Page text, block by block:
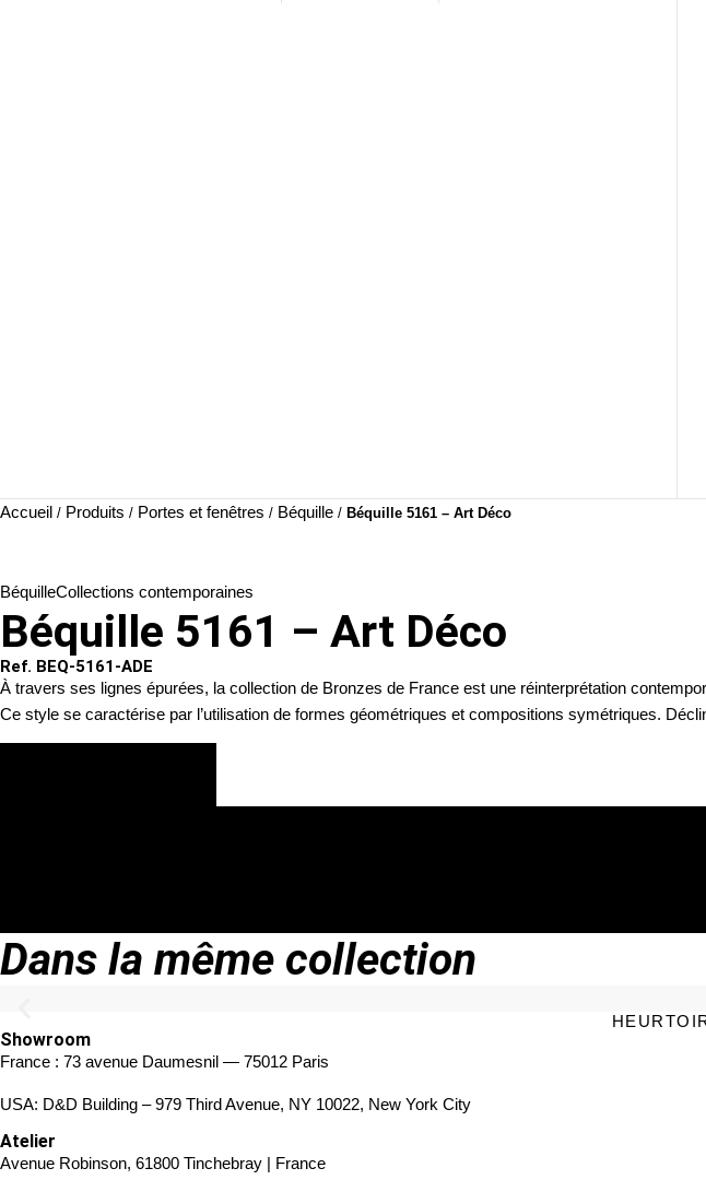
Accueil / Produits / Portes et fenêtres / Béquille / Béquille 5161 – Art Déco
BéquilleCollections contemporaines
Béquille 5161 – Art Déco
Ref. BEQ-5161-ADE
À travers ses lignes épurées, la collection de Bronzes de France est une réinterprétation
Ce style se caractérise par l’utilisation de formes géométriques et compositions symétriques.
Dans la même collection
Showroom
France : 73 avenue Daumesnil — 75012 Paris
USA: D&D Building – 979 Third Avenue, NY 10022, New York City
Atelier
Avenue Robinson, 61800 Tinchebray | France